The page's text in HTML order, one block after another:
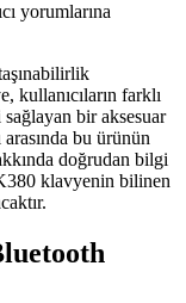
yorumlarına
farklı
bir aksesuar
bu ürünün
doğrudan bilgi
klavyenin bilinen